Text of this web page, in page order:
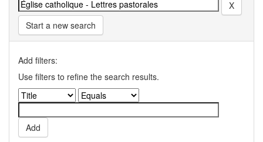
Start a new search
Add filters:
Use filters to refine the search results.